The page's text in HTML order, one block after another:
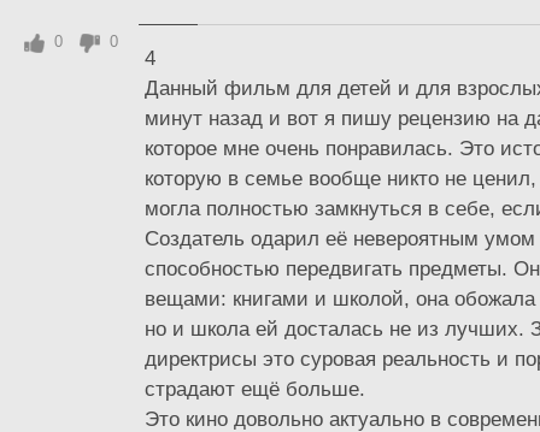
4
Данный фильм для детей и для
минут назад и вот я пишу рецензию на
которое мне очень понравилась. Это
которую в семье вообще никто не
могла полностью замкнуться в себе,
Создатель одарил её невероятным умом
способностью передвигать предметы.
вещами: книгами и школой, она
но и школа ей досталась не из лучших.
директрисы это суровая реальность и
страдают ещё больше.
Это кино довольно актуально в
0 0